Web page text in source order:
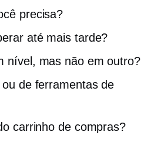
precisa?
até mais tarde?
nível, mas não em outro?
de ferramentas de
carrinho de compras?